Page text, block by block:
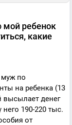
мой ребенок
какие
по
на ребенка (13
высылает денег
него 190-220 тыс.
от